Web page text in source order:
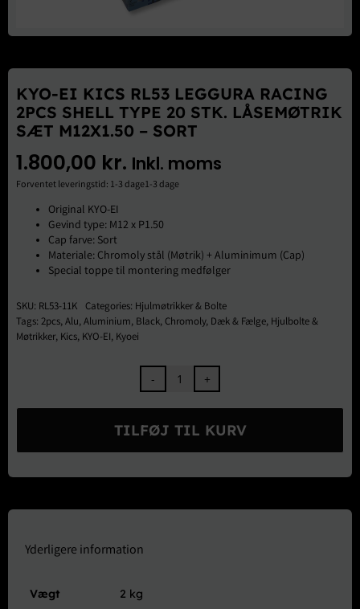
Kontakt Os
KYO-EI KICS RL53 LEGGURA RACING
2PCS SHELL TYPE 20 STK. LÅSEMØTRIK
SÆT M12X1.50 – SORT
1.800,00 kr. Inkl. moms
Forventet leveringstid: 1-3 dage1-3 dage
Original KYO-EI
Gevind type: M12 x P1.50
Cap farve: Sort
Materiale: Chromoly stål (Møtrik) + Aluminimum (Cap)
Special toppe til montering medfølger
SKU: RL53-11K Categories: Hjulmøtrikker & Bolte
Tags: 2pcs,Alu,Aluminium, Black,Chromoly, Dæk & Fælge, Hjulbolte &
Møtrikker, Kics, KYO-EI, Kyoei
KYO-
EI
Kics
RL53
Leggura
Racing
Shell
TILFØJ TIL KURV
Yderligere information
Vægt
2 kg